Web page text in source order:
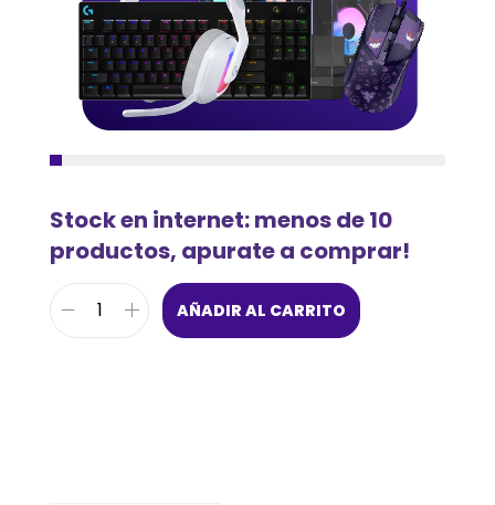
Stock en internet: menos de 10
productos, apurate a comprar!
AÑADIR AL CARRITO